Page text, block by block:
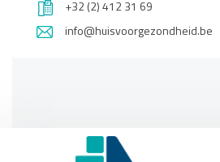
+32 (2) 412 31 69
info@huisvoorgezondheid.be